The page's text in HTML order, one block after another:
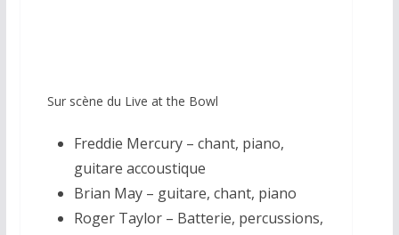
Sur scène du Live at the Bowl
Freddie Mercury – chant, piano,
guitare accoustique
Brian May – guitare, chant, piano
Roger Taylor – Batterie, percussions,